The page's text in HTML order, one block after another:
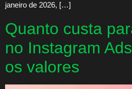
janeiro de 2026, […]
Quanto custa
no Instagram
os valores